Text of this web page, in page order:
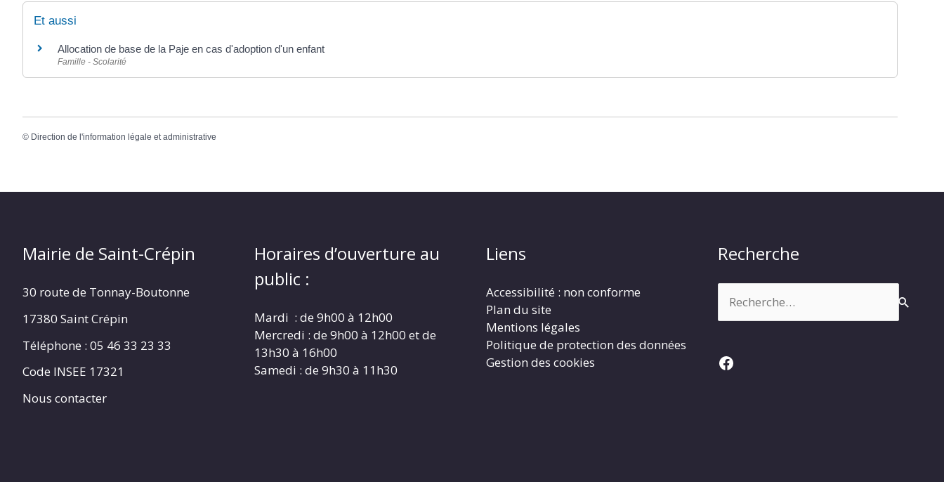
Et aussi
Allocation de base de la Paje en cas d'adoption d'un enfant
Famille - Scolarité
© Direction de l'information légale et administrative
Mairie de Saint-Crépin
30 route de Tonnay-Boutonne
17380 Saint Crépin
Téléphone : 05 46 33 23 33
Code INSEE 17321
Nous contacter
Horaires d’ouverture au
public :
Mardi : de 9h00 à 12h00
Mercredi : de 9h00 à 12h00 et de
13h30 à 16h00
Samedi : de 9h30 à 11h30
Liens
Accessibilité : non conforme
Plan du site
Mentions légales
Politique de protection des données
Gestion des cookies
Recherche
Facebook